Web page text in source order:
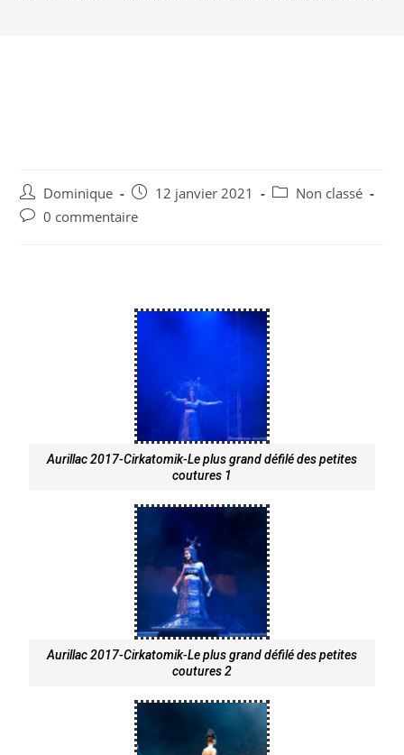
Dominique 12 janvier 2021
Non classé
0 commentaire
Aurillac 2017-Cirkatomik-Le plus grand défilé des petites
coutures 1
Aurillac 2017-Cirkatomik-Le plus grand défilé des petites
coutures 2